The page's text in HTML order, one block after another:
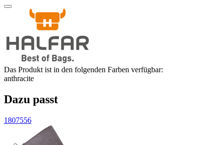
Das Produkt ist in den folgenden Farben verfügbar:
anthracite
Dazu passt
1807556